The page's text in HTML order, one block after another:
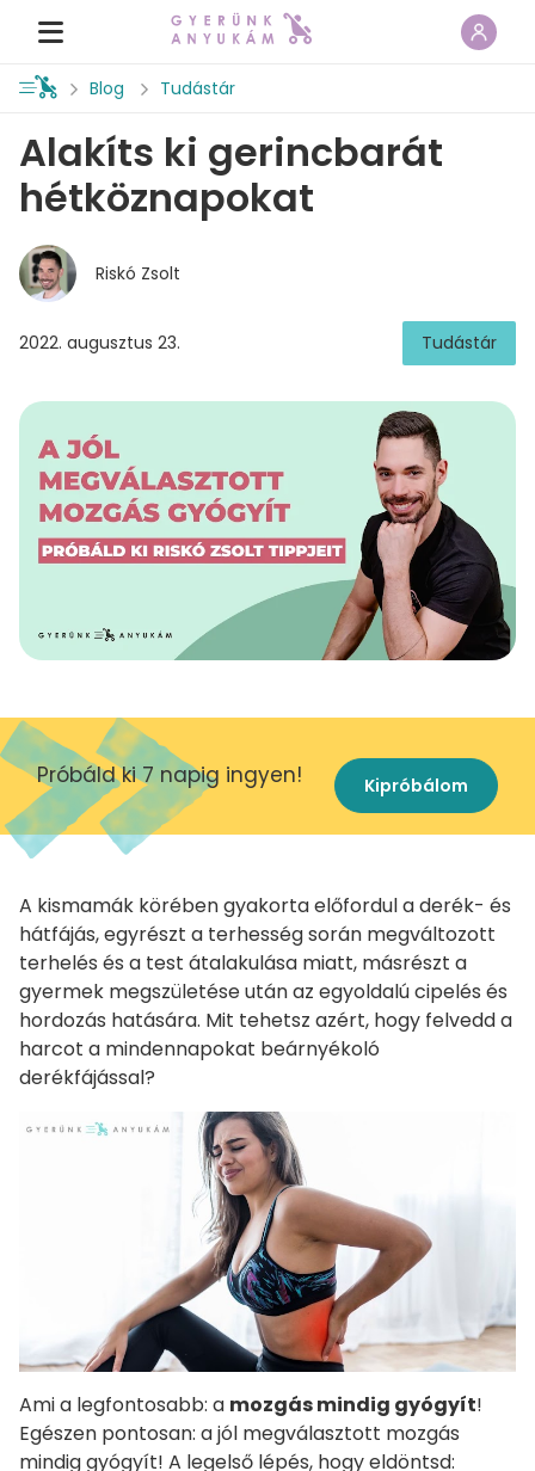
Blog Tudástár
Alakíts ki gerincbarát
hétköznapokat
Riskó Zsolt
2022. augusztus 23. Tudástár
Próbáld ki 7 napig ingyen! Kipróbálom
A kismamák körében gyakorta előfordul a derék- és
hátfájás, egyrészt a terhesség során megváltozott
terhelés és a test átalakulása miatt, másrészt a
gyermek megszületése után az egyoldalú cipelés és
hordozás hatására. Mit tehetsz azért, hogy felvedd a
harcot a mindennapokat beárnyékoló
derékfájással?
Ami a legfontosabb: a mozgás mindig gyógyít!
Egészen pontosan: a jól megválasztott mozgás
mindig gyógyít! A legelső lépés, hogy eldöntsd: